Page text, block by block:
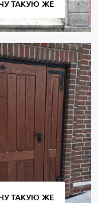
позвоните в
Срок изготовления
ТАКУЮ ЖЕ
ТАКУЮ ЖЕ